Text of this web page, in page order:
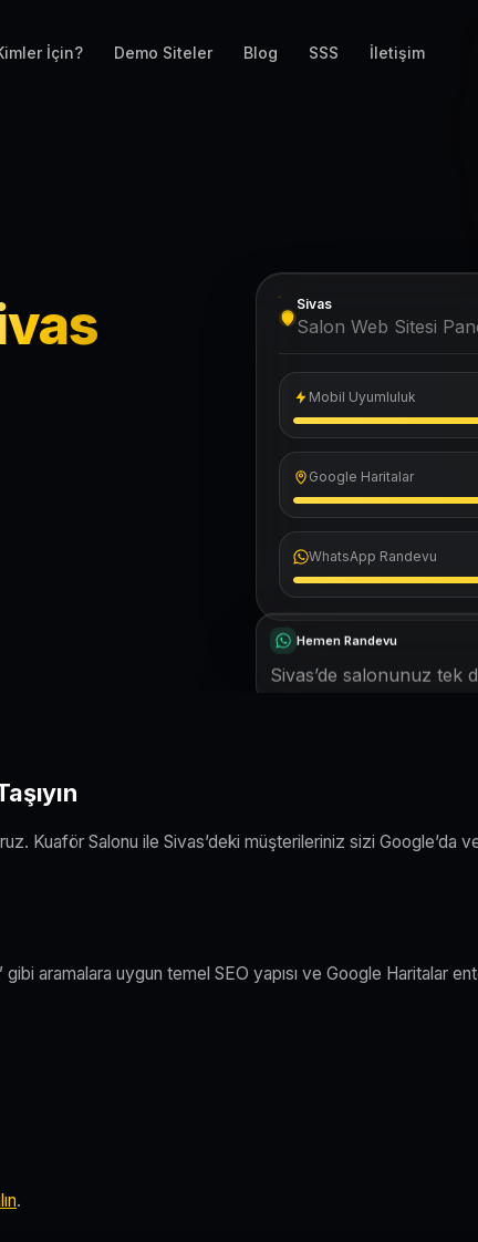
İçin? Demo Siteler Blog SSS İletişim
Sivas
Salon Web Sitesi
Mobil Uyumluluk
Google Haritalar
WhatsApp Randevu
Hemen Randevu
Sivas’de salonunuz tek
Kuaför Salonu ile Sivas’deki müşterileriniz sizi Google’da
aramalara uygun temel SEO yapısı ve Google Haritalar
.